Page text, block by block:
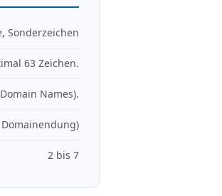
Sonderzeichen
63 Zeichen.
Names).
Domainendung)
2 bis 7